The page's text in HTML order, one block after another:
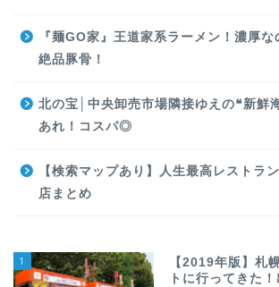
『麺GO家』王道家系ラーメン！濃厚
絶品豚骨！
北の宝│中央卸売市場隣接ゆえの❝新鮮
あれ！コスパ◎
【検索マップあり】人生最高レストラ
店まとめ
1
【2019年版】札
トに行ってきた